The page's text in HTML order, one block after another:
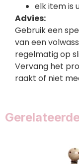
elk item is
Advies:
Gebruik een
van een
regelmatig op
Vervang het
raakt of niet